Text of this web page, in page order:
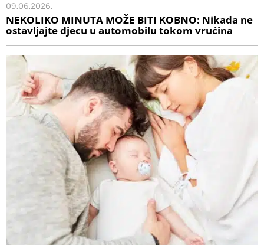
09.06.2026.
NEKOLIKO MINUTA MOŽE BITI KOBNO: Nikada ne
ostavljajte djecu u automobilu tokom vrućina